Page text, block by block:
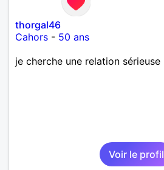
thorgal46
Cahors - 50 ans
je cherche une relation sérieuse
Voir le profil